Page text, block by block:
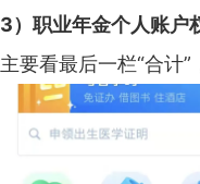
3）职业年金个人账户
主要看最后一栏“合计”